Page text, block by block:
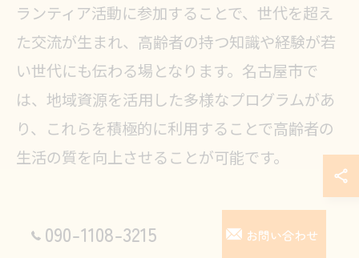
ランティア活動に参加することで、世代を超え
た交流が生まれ、高齢者の持つ知識や経験が若
い世代にも伝わる場となります。名古屋市で
は、地域資源を活用した多様なプログラムがあ
り、これらを積極的に利用することで高齢者の
生活の質を向上させることが可能です。
090-1108-3215 お問い合わせ